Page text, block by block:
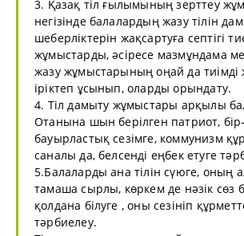
3. Қазақ тіл ғылымының зерттеу
негізінде балалардың жазу тілін
шеберліктерін жақсартуға септігі
жұмыстарды, әсіресе мазмұндама
жазу жұмыстарының оңай да
іріктеп ұсынып, оларды орындату.
4. Тіл дамыту жұмыстары арқылы
Отанына шын берілген патриот,
бауырластық сезімге, коммунизм
саналы да, белсенді еңбек етуге
5.Балаларды ана тілін сүюге, оның
тамаша сырлы, көркем де нәзік сөз
қолдана білуге , оны сезініп
тәрбиелеу.